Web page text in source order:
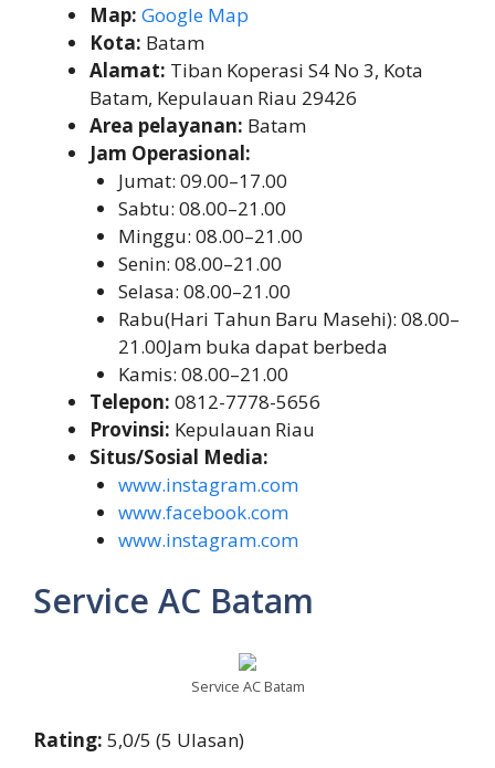
Map: Google Map
Kota: Batam
Alamat: Tiban Koperasi S4 No 3, Kota
Batam, Kepulauan Riau 29426
Area pelayanan: Batam
Jam Operasional:
Jumat: 09.00–17.00
Sabtu: 08.00–21.00
Minggu: 08.00–21.00
Senin: 08.00–21.00
Selasa: 08.00–21.00
Rabu(Hari Tahun Baru Masehi): 08.00–
21.00Jam buka dapat berbeda
Kamis: 08.00–21.00
Telepon: 0812-7778-5656
Provinsi: Kepulauan Riau
Situs/Sosial Media:
www.instagram.com
www.facebook.com
www.instagram.com
Service AC Batam
Service AC Batam
Rating: 5,0/5 (5 Ulasan)